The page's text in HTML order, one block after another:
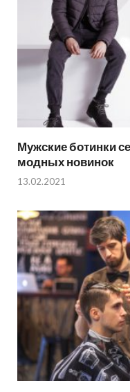
Мужские ботинки
модных новинок
13.02.2021